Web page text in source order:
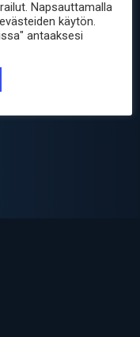
Napsauttamalla
käytön.
antaaksesi